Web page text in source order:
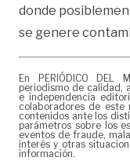
donde
se genere
En PERIÓDICO DEL
periodismo de calidad,
e independencia
colaboradores de
contenidos ante los
parámetros sobre los
eventos de fraude,
interés y otras
información.